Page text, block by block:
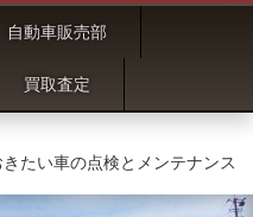
自動車販売部
買取査定
たい車の点検とメンテナンス